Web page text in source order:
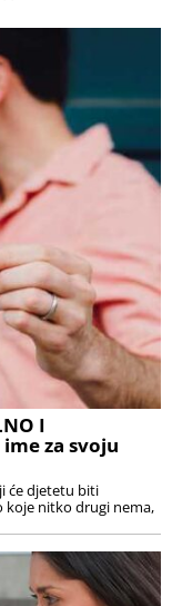
I
za svoju
će djetetu biti
koje nitko drugi nema,